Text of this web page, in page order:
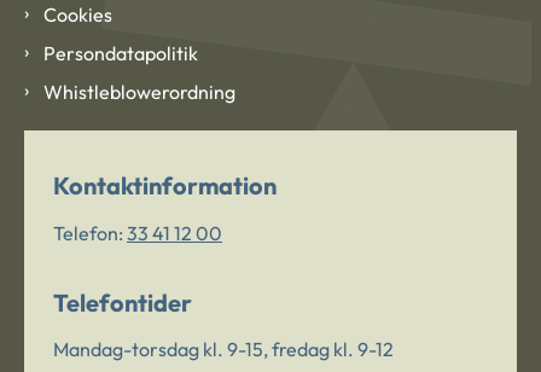
Cookies
Persondatapolitik
Whistleblowerordning
Kontaktinformation
Telefon: 33 41 12 00
Telefontider
Mandag-torsdag kl. 9-15, fredag kl. 9-12